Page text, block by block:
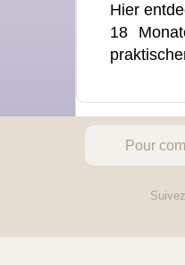
Hier
18
Pour